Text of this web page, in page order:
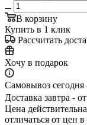
В корзину
Купить в 1 клик
Рассчитать
Хочу в подарок
Самовывоз сегодня
Доставка завтра -
Цена
отличаться от цен